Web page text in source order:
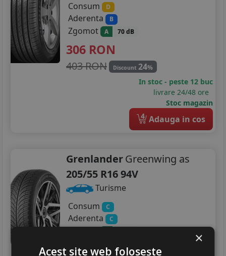
Consum
D
Aderenta B
Zgomot A 70 dB
306 RON
403 RON Discount 24%
In stoc - peste 12 buc
livrare 24/48 ore
Stoc magazin
4 Adauga in cos
GrenlanderGreenwing as
205/55 R16 94V
Turisme
Consum
C
Aderenta C
Zgomot
245RON
×
Acest site web folosește